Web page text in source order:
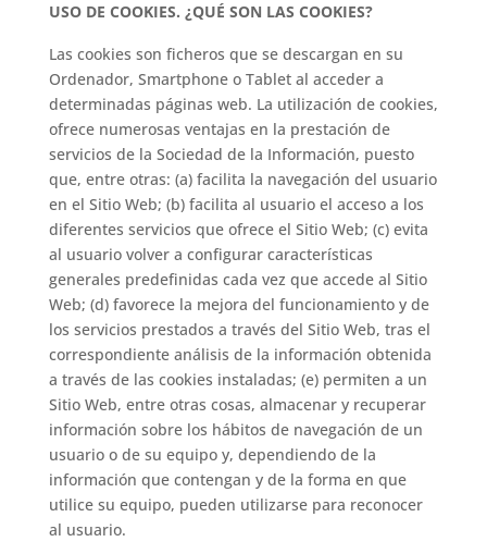
USO DE COOKIES. ¿QUÉ SON LAS COOKIES?
Las cookies son ficheros que se descargan en su
Ordenador, Smartphone o Tablet al acceder a
determinadas páginas web. La utilización de cookies,
ofrece numerosas ventajas en la prestación de
servicios de la Sociedad de la Información, puesto
que, entre otras: (a) facilita la navegación del usuario
en el Sitio Web; (b) facilita al usuario el acceso a los
diferentes servicios que ofrece el Sitio Web; (c) evita
al usuario volver a configurar características
generales predefinidas cada vez que accede al Sitio
Web; (d) favorece la mejora del funcionamiento y de
los servicios prestados a través del Sitio Web, tras el
correspondiente análisis de la información obtenida
a través de las cookies instaladas; (e) permiten a un
Sitio Web, entre otras cosas, almacenar y recuperar
información sobre los hábitos de navegación de un
usuario o de su equipo y, dependiendo de la
información que contengan y de la forma en que
utilice su equipo, pueden utilizarse para reconocer
al usuario.